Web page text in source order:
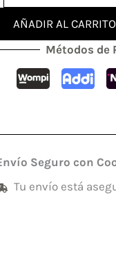
AÑADIR AL CARRITO
Métodos de
Seguro con
Tu envío está